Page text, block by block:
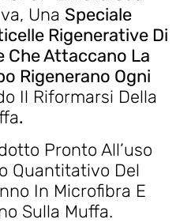
Una Speciale
Rigenerative Di
Che Attaccano La
Rigenerano Ogni
Il Riformarsi Della
.
Pronto All’uso
Quantitativo Del
In Microfibra E
Sulla Muffa.